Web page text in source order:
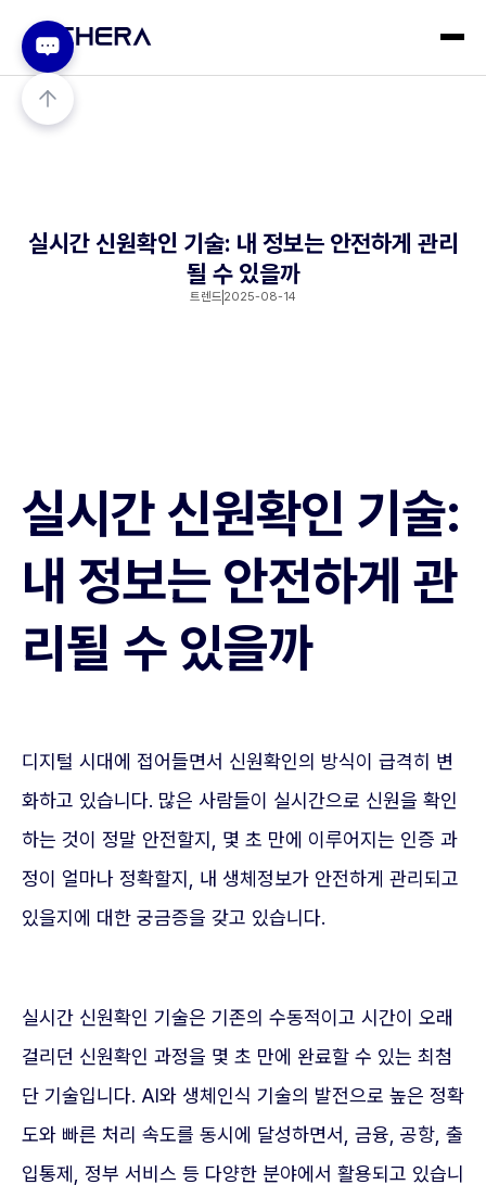
실시간 신원확인 기술: 내 정보는 안전하게 관리
될 수 있을까
트렌드 2025-08-14
실시간 신원확인 기술:
내 정보는 안전하게 관
리될 수 있을까
디지털 시대에 접어들면서 신원확인의 방식이 급격히 변
화하고 있습니다. 많은 사람들이 실시간으로 신원을 확인
하는 것이 정말 안전할지, 몇 초 만에 이루어지는 인증 과
정이 얼마나 정확할지, 내 생체정보가 안전하게 관리되고
있을지에 대한 궁금증을 갖고 있습니다.
실시간 신원확인 기술은 기존의 수동적이고 시간이 오래
걸리던 신원확인 과정을 몇 초 만에 완료할 수 있는 최첨
단 기술입니다. AI와 생체인식 기술의 발전으로 높은 정확
도와 빠른 처리 속도를 동시에 달성하면서, 금융, 공항, 출
입통제, 정부 서비스 등 다양한 분야에서 활용되고 있습니